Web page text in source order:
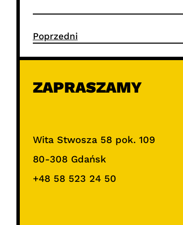
Poprzedni
ZAPRASZAMY
Wita Stwosza 58 pok. 109
80-308 Gdańsk
+48 58 523 24 50